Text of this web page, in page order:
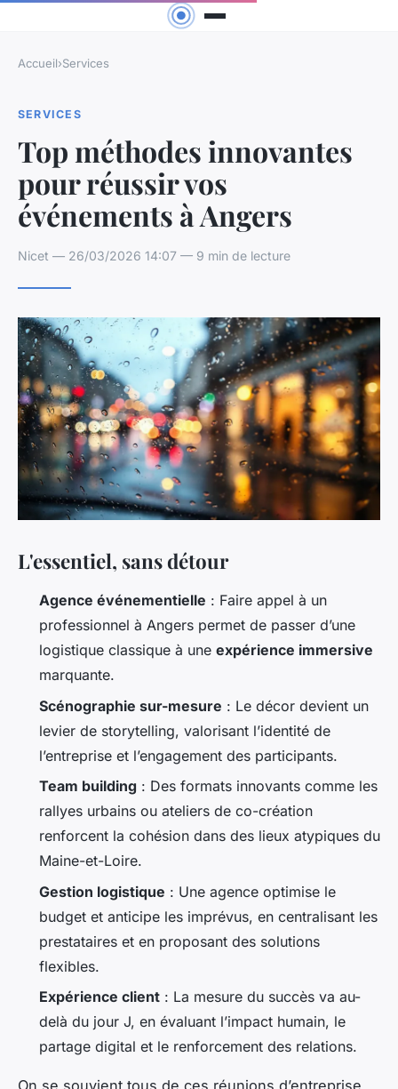
Accueil›Services
SERVICES
Top méthodes innovantes
pour réussir vos
événements à Angers
Nicet — 26/03/2026 14:07 — 9 min de lecture
L'essentiel, sans détour
Agence événementielle : Faire appel à un
professionnel à Angers permet de passer d’une
logistique classique à une expérience immersive
marquante.
Scénographie sur-mesure : Le décor devient un
levier de storytelling, valorisant l’identité de
l’entreprise et l’engagement des participants.
Team building : Des formats innovants comme les
rallyes urbains ou ateliers de co-création
renforcent la cohésion dans des lieux atypiques du
Maine-et-Loire.
Gestion logistique : Une agence optimise le
budget et anticipe les imprévus, en centralisant les
prestataires et en proposant des solutions
flexibles.
Expérience client : La mesure du succès va au-
delà du jour J, en évaluant l’impact humain, le
partage digital et le renforcement des relations.